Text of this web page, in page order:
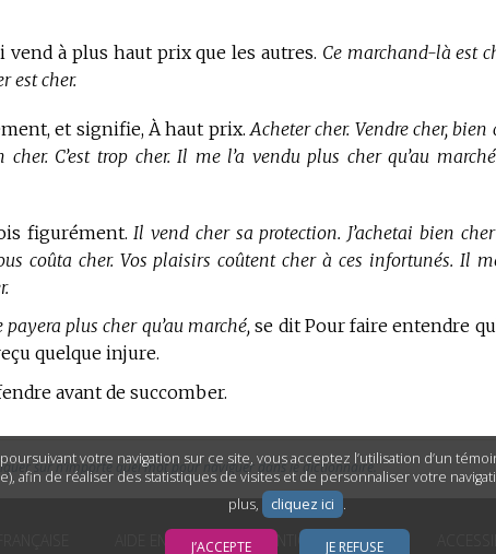
votre navigation sur ce site, vous acceptez l’utilisation d’un
afin de réaliser des statistiques de visites et de personnaliser votre
plus,
cliquez ici .
J’ACCEPTE JE REFUSE
vend à plus haut prix que les autres. Ce marchand-là est
est cher.
et signifie, À haut prix.Acheter cher. Vendre cher, bien
cher. C’est trop cher. Il me l’a vendu plus cher qu’au
figurément. Il vend cher sa protection. J’achetai bien
coûta cher. Vos plaisirs coûtent cher à ces infortunés. Il
plus cher qu’au marché, se dit Pour faire entendre
quelque injure.
avant de succomber.
sur n’importe quel mot pour naviguer dans le dictionnaire.
AIDE EN LIGNE MENTIONS LÉGALES